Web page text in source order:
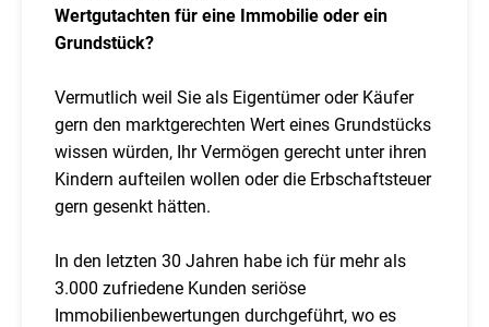
Wertgutachten für eine Immobilie oder ein
Grundstück?
Vermutlich weil Sie als Eigentümer oder Käufer
gern den marktgerechten Wert eines Grundstücks
wissen würden, Ihr Vermögen gerecht unter ihren
Kindern aufteilen wollen oder die Erbschaftsteuer
gern gesenkt hätten.
In den letzten 30 Jahren habe ich für mehr als
3.000 zufriedene Kunden seriöse
Immobilienbewertungen durchgeführt, wo es